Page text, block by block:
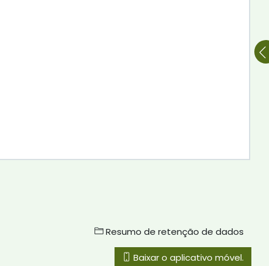
Resumo de retenção de dados
Baixar o aplicativo móvel.